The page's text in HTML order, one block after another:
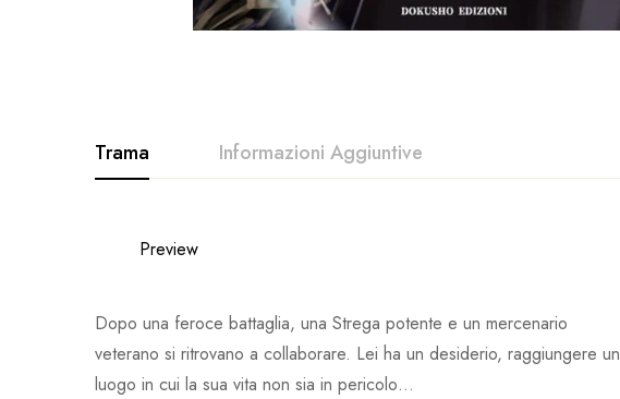
Trama Informazioni Aggiuntive
Preview
Dopo una feroce battaglia, una Strega potente e un mercenario
veterano si ritrovano a collaborare. Lei ha un desiderio, raggiungere un
luogo in cui la sua vita non sia in pericolo…